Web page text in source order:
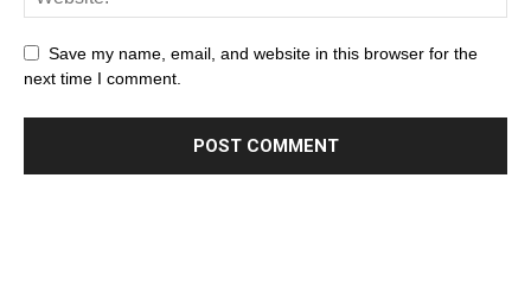
Save my name, email, and website in this browser for the
next time I comment.